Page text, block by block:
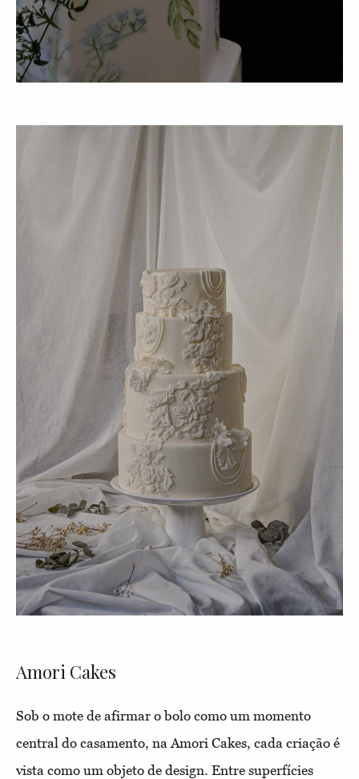
Amori Cakes
Sob o mote de afirmar o bolo como um momento
central do casamento, na Amori Cakes, cada criação é
vista como um objeto de design. Entre superfícies